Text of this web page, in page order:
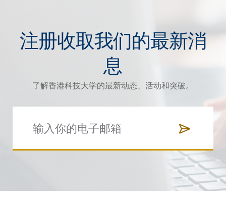
注册收取我们的最新消
息
了解香港科技大学的最新动态、活动和突破。